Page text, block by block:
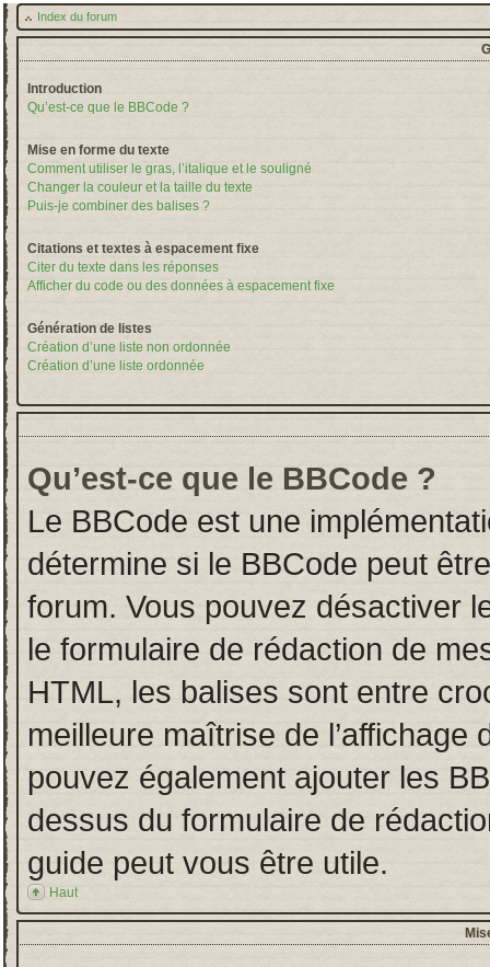
Index du forum
Introduction
Qu’est-ce que le BBCode ?
Mise en forme du texte
Comment utiliser le gras, l’italique et le souligné
Changer la couleur et la taille du texte
Puis-je combiner des balises ?
Citations et textes à espacement fixe
Citer du texte dans les réponses
Afficher du code ou des données à espacement fixe
Génération de listes
Création d’une liste non ordonnée
Création d’une liste ordonnée
Qu’est-ce que le BBCode ?
Le BBCode est une
détermine si le BBCode peut
forum. Vous pouvez désactiver
le formulaire de rédaction de
HTML, les balises sont entre
meilleure maîtrise de
pouvez également ajouter les
dessus du formulaire de
guide peut vous être utile.
Haut